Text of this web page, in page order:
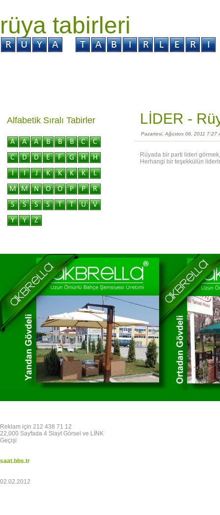
rüya tabirleri
LİDER -
Pazartesi, Ağustos 06, 2011 7:27
Rüyada bir parti lideri
Herhangi bir teşekkülün
Alfabetik Sıralı Tabirler
Reklam için 212 438 71 12
22,000 Sayfada 4 Slayt Görsel ve LİNK
Geçişi
saat.bbs.tr
02.02.2012